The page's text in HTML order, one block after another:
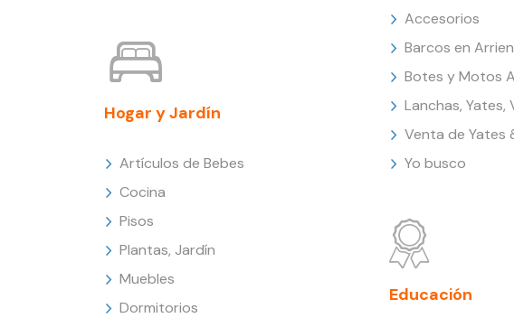
Hogar y Jardín
Artículos de Bebes
Cocina
Pisos
Plantas, Jardín
Muebles
Dormitorios
Accesorios
Barcos en
Botes y Motos
Lanchas, Yates,
Venta de Yates
Yo busco
Educación